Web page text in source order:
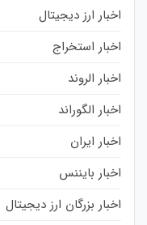
اخبار ارز دیجیتال
اخبار استخراج
اخبار الروند
اخبار الگوراند
اخبار ایران
اخبار بایننس
اخبار بزرگان ارز دیجیتال